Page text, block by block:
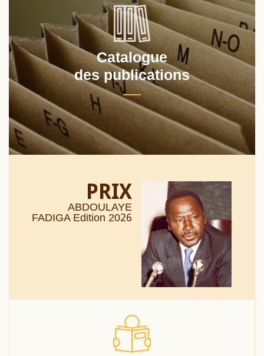
Catalogue
des publications
PRIX
ABDOULAYE
FADIGA Edition 2026